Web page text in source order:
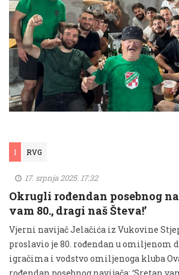
I RVG
17. srpnja 2025. 17:32
Okrugli rođendan posebnog
vam 80., dragi naš Števa!’
Vjerni navijač Jelačića iz Vukovine
proslavio je 80. rođendan u omiljenom
igračima i vodstvo omiljenoga kluba
rođendan posebnog navijača: ‘Sretan